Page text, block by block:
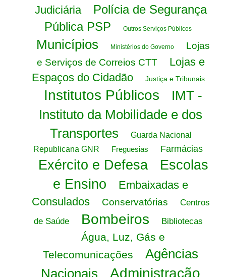
Judiciária
Polícia de Segurança
Pública PSP
Outros Serviços Públicos
Municípios Ministérios do Governo
Lojas
e Serviços de Correios CTT
Lojas e
Espaços do Cidadão
Justiça e Tribunais
Institutos Públicos
IMT -
Instituto da Mobilidade e dos
Transportes
Guarda Nacional
Republicana GNR
Freguesias Farmácias
Exército e Defesa
Escolas
e Ensino
Embaixadas e
Consulados
Conservatórias
Centros
de Saúde
Bombeiros Bibliotecas
Água, Luz, Gás e
Telecomunicações
Agências
Nacionais
Administração